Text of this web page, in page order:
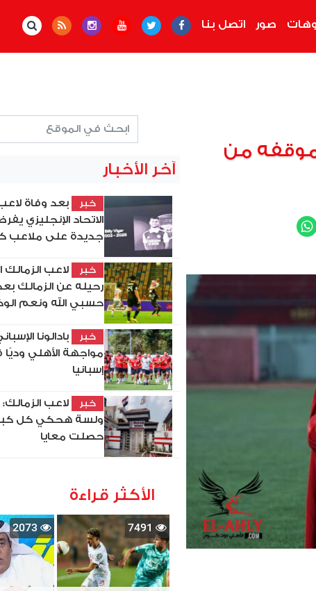
صور اتصل بنا
موقفه من
آخر الأخبار
خبر
بعد وفاة
الاتحاد الإنجليزي
جديدة على ملاعب
خبر
لاعب
حسبي الله ونعم
خبر
بادالونا
مواجهة الأهلي
إسبانيا
خبر
لاعب
ولسة هحكي كل
حصلت معايا
الأكثر قراءة
7491
2073